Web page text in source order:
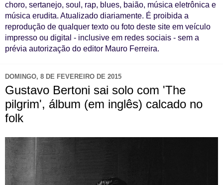
choro, sertanejo, soul, rap, blues, baião, música eletrônica e
música erudita. Atualizado diariamente. É proibida a
reprodução de qualquer texto ou foto deste site em veículo
impresso ou digital - inclusive em redes sociais - sem a
prévia autorização do editor Mauro Ferreira.
DOMINGO, 8 DE FEVEREIRO DE 2015
Gustavo Bertoni sai solo com 'The
pilgrim', álbum (em inglês) calcado no
folk